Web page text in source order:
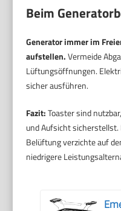
Beim
Generator immer im
aufstellen.Vermeide
Lüftungsöffnungen.
sicher ausführen.
Fazit:Toaster sind
und Aufsicht
Belüftung verzichte auf
niedrigere